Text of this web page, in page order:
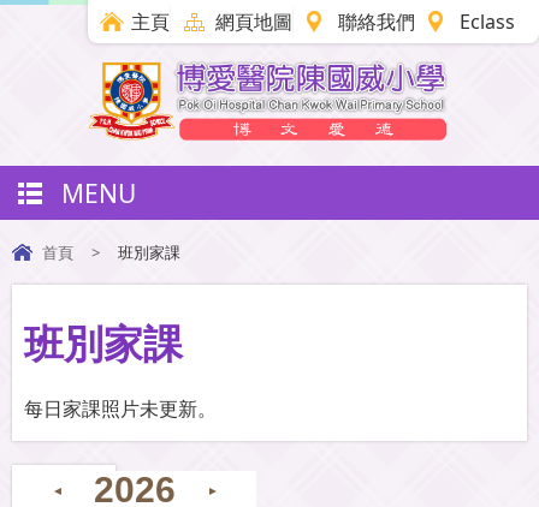
主頁 網頁地圖 聯絡我們 Eclass
MENU
首頁 > 班別家課
班別家課
每日家課照片未更新。
◄ 2026
►